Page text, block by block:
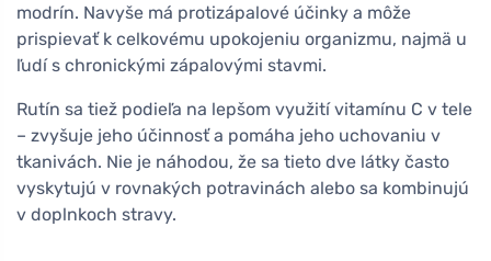
modrín. Navyše má protizápalové účinky a môže
prispievať k celkovému upokojeniu organizmu, najmä u
ľudí s chronickými zápalovými stavmi.
Rutín sa tiež podieľa na lepšom využití vitamínu C v tele
– zvyšuje jeho účinnosť a pomáha jeho uchovaniu v
tkanivách. Nie je náhodou, že sa tieto dve látky často
vyskytujú v rovnakých potravinách alebo sa kombinujú
v doplnkoch stravy.